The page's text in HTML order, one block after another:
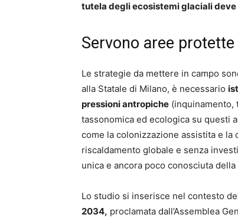
tutela degli ecosistemi glaciali
Servono aree protette
Le strategie da mettere in campo
alla Statale di Milano, è necessario
pressioni antropiche
tassonomica ed ecologica su questi
come la colonizzazione assistita e la
riscaldamento globale e senza
unica e ancora poco conosciuta
Lo studio si inserisce nel contesto
2034, proclamata dall’Assemblea